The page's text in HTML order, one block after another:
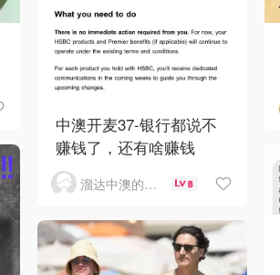
中澳开麦37-银行都说不
赚钱了，还有啥赚钱
溜达中澳的王公子 8